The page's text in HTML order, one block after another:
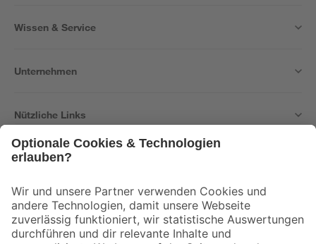
Wissen & Service
Unternehmen
Nützliche Links
Der toom Newsletter: Keine Angebote und Aktionen mehr verpassen!
Zur Newsletter Anmeldung